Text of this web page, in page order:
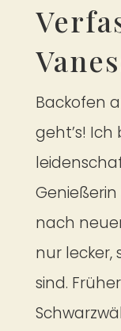
Backofen
geht’s! Ich
nach
nur lecker,
sind.